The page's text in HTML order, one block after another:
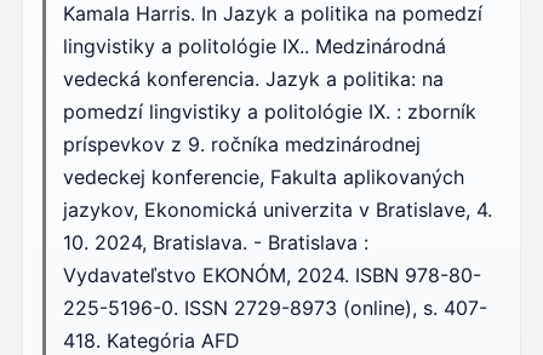
Kamala Harris. In Jazyk a politika na pomedzí
lingvistiky a politológie IX.. Medzinárodná
vedecká konferencia. Jazyk a politika: na
pomedzí lingvistiky a politológie IX. : zborník
príspevkov z 9. ročníka medzinárodnej
vedeckej konferencie, Fakulta aplikovaných
jazykov, Ekonomická univerzita v Bratislave, 4.
10. 2024, Bratislava. - Bratislava :
Vydavateľstvo EKONÓM, 2024. ISBN 978-80-
225-5196-0. ISSN 2729-8973 (online), s. 407-
418. Kategória AFD